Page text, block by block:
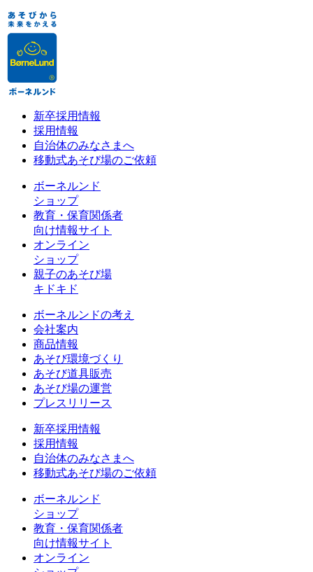
新卒採用情報
採用情報
自治体のみなさまへ
移動式あそび場のご依頼
ボーネルンド
ショップ
教育・保育関係者
向け情報サイト
オンライン
ショップ
親子のあそび場
キドキド
ボーネルンドの考え
会社案内
商品情報
あそび環境づくり
あそび道具販売
あそび場の運営
プレスリリース
新卒採用情報
採用情報
自治体のみなさまへ
移動式あそび場のご依頼
ボーネルンド
ショップ
教育・保育関係者
向け情報サイト
オンライン